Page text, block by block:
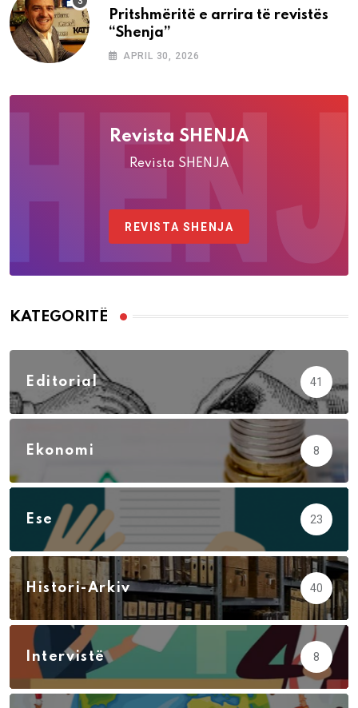
Pritshmëritë e arrira të revistës
“Shenja”
APRIL 30, 2026
Revista SHENJA
Revista SHENJA
REVISTA SHENJA
KATEGORITË
Editorial 41
Ekonomi 8
Ese 23
Histori-Arkiv 40
Intervistë 8